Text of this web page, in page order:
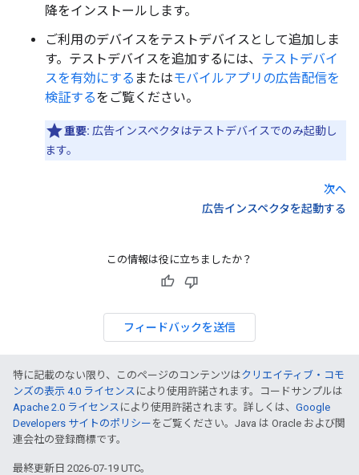
降をインストールします。
ご利用のデバイスをテストデバイスとして追加しま
す。テストデバイスを追加するには、 テストデバイ
スを有効にする またはモバイルアプリの広告配信を
検証するをご覧ください。
重要: 広告インスペクタはテストデバイスでのみ起動し
ます。
次へ
広告インスペクタを起動する
この情報は役に立ちましたか？
フィードバックを送信
特に記載のない限り、このページのコンテンツはクリエイティブ・コモ
ンズの表示 4.0 ライセンス により使用許諾されます。コードサンプルは
Apache 2.0 ライセンス により使用許諾されます。詳しくは、 Google
Developers サイトのポリシー をご覧ください。Java は Oracle および関
連会社の登録商標です。
最終更新日 2026-07-19 UTC。